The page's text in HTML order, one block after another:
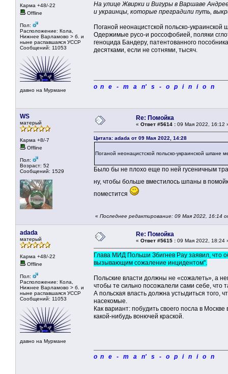
Карма +48/-22
Offline
Пол:
Расположение: Кола,
Нижнее Варламово > б. и
ныне распавшаяся УССР
Сообщений: 11053
давно на Мурмане
На улице Жвирки и Вигуры в Варшаве
и украинцы, которые преградили путь,
Поганой неонацистской польско-
Одержимые русо-и россофобией, поляки
геноцида Бандеру, патентованного
десятками, если не сотнями, тысяч.
o n e - m a n' s - o p i n i o n
WS
матерый
Карма +8/-7
Offline
Пол:
Возраст: 52
Сообщений: 1529
Re: Помойка
« Ответ #5614 : 09 Мая 2022, 16:12
Цитата: adada от 09 Мая 2022, 14:28
Поганой неонацистской польско-украинской шпане
Было бы не плохо еще по ней гусеничным
ну, чтобы больше вместилось шпаны в
поместится
« Последнее редактирование: 09 Мая 2022, 16:14
adada
матерый
Карма +48/-22
Offline
Пол:
Расположение: Кола,
Нижнее Варламово > б. и
ныне распавшаяся УССР
Сообщений: 11053
давно на Мурмане
Re: Помойка
« Ответ #5615 : 09 Мая 2022, 18:24
Глава МИД Польши Збигнев Рау заявил, что
вызывающим сожаление инцидентом".
Польские власти должны не «сожалеть», а
чтобы те сильно посожалели сами себе, что
А польская власть должна устыдиться того,
насекомые.
Как вариант: побудить своего посла в
какой-нибудь вонючей краской.
o n e - m a n' s - o p i n i o n